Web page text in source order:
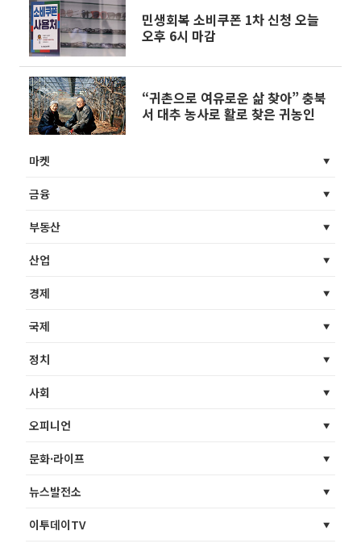
민생회복 소비쿠폰 1차 신청 오늘
오후 6시 마감
“귀촌으로 여유로운 삶 찾아” 충북
서 대추 농사로 활로 찾은 귀농인
마켓
금융
부동산
산업
경제
국제
정치
사회
오피니언
문화·라이프
뉴스발전소
이투데이TV